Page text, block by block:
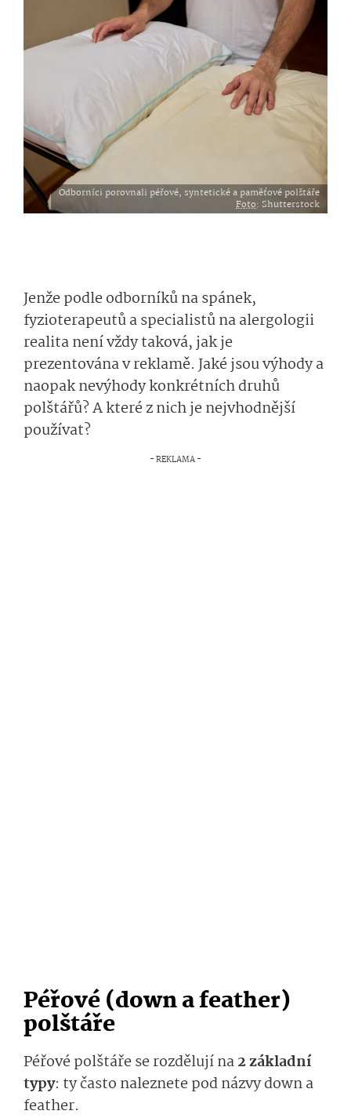
Odborníci porovnali péřové, syntetické a paměťové polštáře
Foto: Shutterstock
Jenže podle odborníků na spánek,
fyzioterapeutů a specialistů na alergologii
realita není vždy taková, jak je
prezentována v reklamě. Jaké jsou výhody a
naopak nevýhody konkrétních druhů
polštářů? A které z nich je nejvhodnější
používat?
Péřové (down a feather)
polštáře
Péřové polštáře se rozdělují na2 základní
typy: ty často naleznete pod názvy down a
feather.